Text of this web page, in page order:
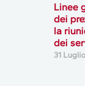
Linee
dei
la
dei
31